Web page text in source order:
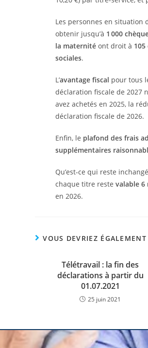
Les personnes en situation
obtenir jusqu’à 1 000
la maternitéont droit à 105
sociales.
L’avantage fiscal pour tous
déclaration fiscale de 2027
avez achetés en 2025, la
déclaration fiscale de 2026.
Enfin, le plafond des frais
supplémentaires
Qu’est‑ce qui reste
chaque titre reste valable 6
en 2026.
VOUS DEVRIEZ
Télétravail : la fin des
déclarations à partir du
01.07.2021
25 juin 2021